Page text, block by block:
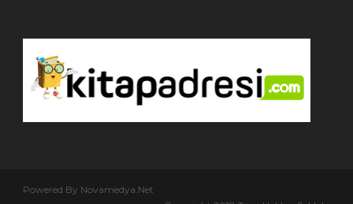
Powered By Novamedya.Net